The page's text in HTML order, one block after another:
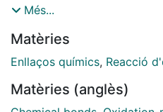
biomolecular processes.
depends on their C-C-S-S
the interplay of chemical
elucidated using force-
Més...
Matèries
Enllaços químics, Reacció
Matèries (anglès)